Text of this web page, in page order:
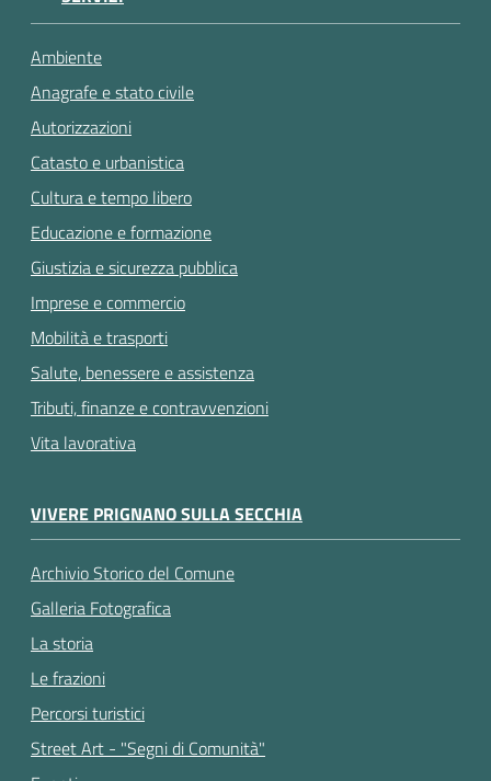
Ambiente
Anagrafe e stato civile
Autorizzazioni
Catasto e urbanistica
Cultura e tempo libero
Educazione e formazione
Giustizia e sicurezza pubblica
Imprese e commercio
Mobilità e trasporti
Salute, benessere e assistenza
Tributi, finanze e contravvenzioni
Vita lavorativa
VIVERE PRIGNANO SULLA SECCHIA
Archivio Storico del Comune
Galleria Fotografica
La storia
Le frazioni
Percorsi turistici
Street Art - "Segni di Comunità"